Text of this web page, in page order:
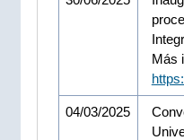
Más
04/03/2025